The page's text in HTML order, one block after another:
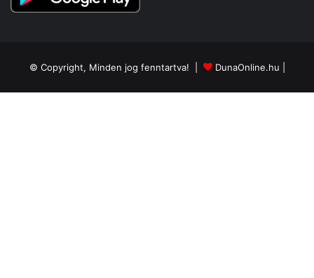
© Copyright, Minden jog fenntartva! | DunaOnline.hu